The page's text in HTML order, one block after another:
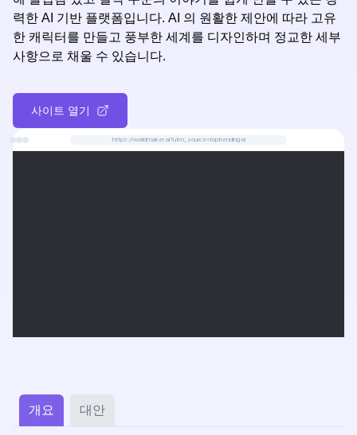
력한 AI 기반 플랫폼입니다. AI 의 원활한 제안에 따라 고유
한 캐릭터를 만들고 풍부한 세계를 디자인하며 정교한 세부
사항으로 채울 수 있습니다.
사이트 열기
https://worldmaker.ai?utm_source=toptrending-ai
개요 대안